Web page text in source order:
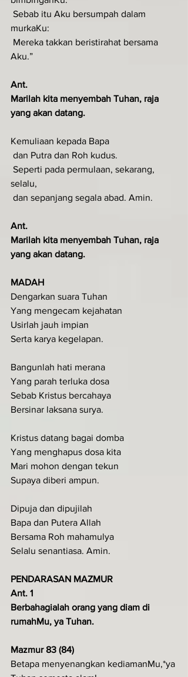
murkaKu:
Aku.”
Ant.
Marilah kita menyembah Tuhan, raja
yang akan datang.
Kemuliaan kepada Bapa
dan Putra dan Roh kudus.
selalu,
dan sepanjang segala abad. Amin.
Ant.
Marilah kita menyembah Tuhan, raja
yang akan datang.
MADAH
Dengarkan suara Tuhan
Yang mengecam kejahatan
Usirlah jauh impian
Serta karya kegelapan.
Bangunlah hati merana
Yang parah terluka dosa
Sebab Kristus bercahaya
Bersinar laksana surya.
Kristus datang bagai domba
Yang menghapus dosa kita
Mari mohon dengan tekun
Supaya diberi ampun.
Dipuja dan dipujilah
Bapa dan Putera Allah
Bersama Roh mahamulya
Selalu senantiasa. Amin.
PENDARASAN MAZMUR
Ant. 1
Berbahagialah orang yang diam di
rumahMu, ya Tuhan.
Mazmur 83 (84)
Betapa menyenangkan kediamanMu,*ya